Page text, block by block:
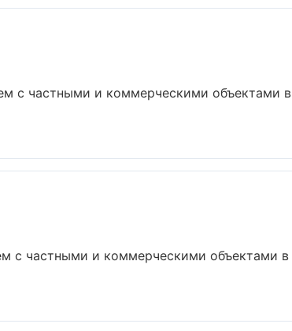
с частными и коммерческими объектами в
с частными и коммерческими объектами в